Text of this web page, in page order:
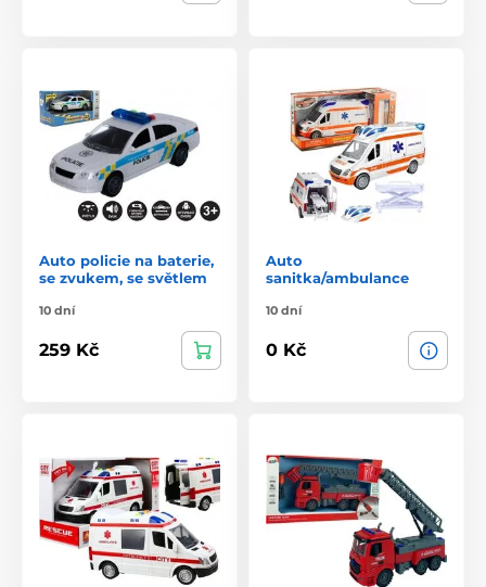
Auto policie na baterie,
se zvukem, se světlem
10 dní
259 Kč
Auto
sanitka/ambulance
10 dní
0 Kč